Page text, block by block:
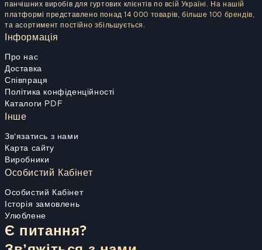
панчішних виробів для гуртових клієнтів по всій Україні. На нашій
платформі представлено понад 14 000 товарів, більше 100 брендів,
та асортимент постійно збільшується.
Інформація
Про нас
Доставка
Співпраця
Політика конфіденційності
Каталоги PDF
Інше
Зв'язатись з нами
Карта сайту
Виробники
Особистий Кабінет
Особистий Кабінет
Історія замовлень
Улюблене
Є питання?